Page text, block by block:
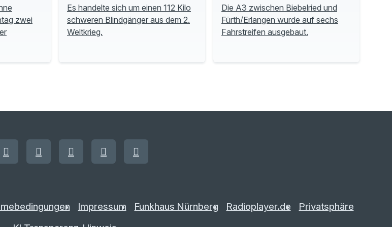
zwei
Es handelte sich um einen 112 Kilo
schweren Blindgänger aus dem 2.
Weltkrieg.
Die A3 zwischen Biebelried und
Fürth/Erlangen wurde auf sechs
Fahrstreifen ausgebaut.
Impressum Funkhaus Nürnberg Radioplayer.de
Privatsphäre